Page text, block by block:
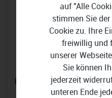
Brevo
auf "Alle
stimmen Sie
Cookie zu. Ihre
freiwillig und
unserer
Sie können
jederzeit
unteren Ende